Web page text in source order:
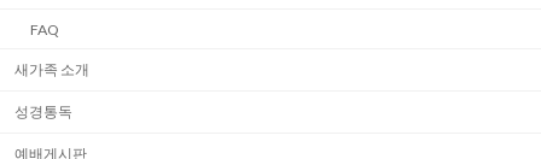
FAQ
새가족 소개
성경통독
예배게시판